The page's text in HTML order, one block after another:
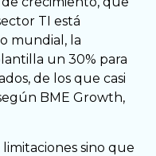
TI está
mundial, la
un 30% para
de los que casi
BME Growth,
sino que